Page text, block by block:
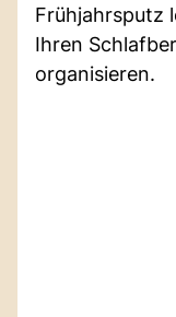
Frühjahrsputz
Ihren
organisieren.